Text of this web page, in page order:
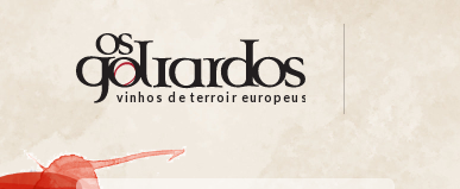
Os
Goliardos
Vinhos
de
Terroir
vinhos de terroir europeus